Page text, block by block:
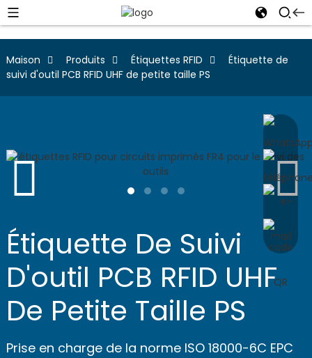
Maison Produits Étiquettes RFID
Étiquette de
suivi d'outil PCB RFID UHF de petite taille PS
Étiquette De Suivi
D'outil PCB RFID UHF
De Petite Taille PS
Prise en charge de la norme ISO 18000-6C EPC